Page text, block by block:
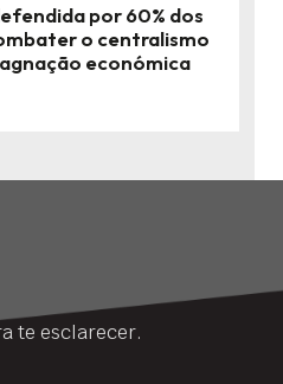
por 60% dos
o centralismo
económica
te esclarecer.